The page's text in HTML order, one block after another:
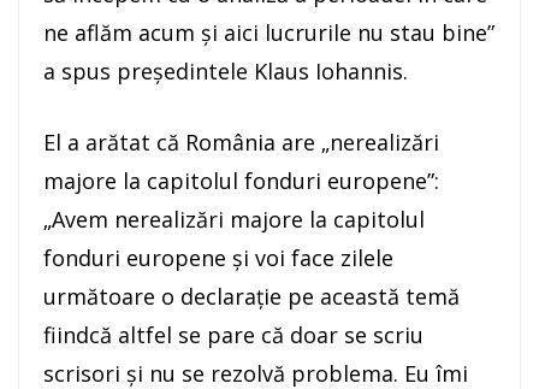
ne aflăm acum şi aici lucrurile nu stau bine”
a spus preşedintele Klaus Iohannis.
El a arătat că România are „nerealizări
majore la capitolul fonduri europene”:
„Avem nerealizări majore la capitolul
fonduri europene şi voi face zilele
următoare o declaraţie pe această temă
fiindcă altfel se pare că doar se scriu
scrisori şi nu se rezolvă problema. Eu îmi